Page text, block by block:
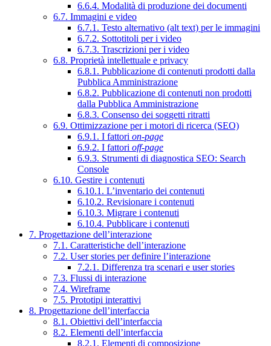
6.6.4. Modalità di produzione dei documenti
6.7. Immagini e video
6.7.1. Testo alternativo (alt text) per le immagini
6.7.2. Sottotitoli per i video
6.7.3. Trascrizioni per i video
6.8. Proprietà intellettuale e privacy
6.8.1. Pubblicazione di contenuti prodotti dalla
Pubblica Amministrazione
6.8.2. Pubblicazione di contenuti non prodotti
dalla Pubblica Amministrazione
6.8.3. Consenso dei soggetti ritratti
6.9. Ottimizzazione per i motori di ricerca (SEO)
6.9.1. I fattori on-page
6.9.2. I fattori off-page
6.9.3. Strumenti di diagnostica SEO: Search
Console
6.10. Gestire i contenuti
6.10.1. L’inventario dei contenuti
6.10.2. Revisionare i contenuti
6.10.3. Migrare i contenuti
6.10.4. Pubblicare i contenuti
7. Progettazione dell’interazione
7.1. Caratteristiche dell’interazione
7.2. User stories per definire l’interazione
7.2.1. Differenza tra scenari e user stories
7.3. Flussi di interazione
7.4. Wireframe
7.5. Prototipi interattivi
8. Progettazione dell’interfaccia
8.1. Obiettivi dell’interfaccia
8.2. Elementi dell’interfaccia
8.2.1. Elementi di composizione